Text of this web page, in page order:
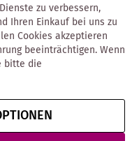
GmbH
Vertrag widerrufen
zu verbessern,
Ihren Einkauf bei uns zu
Cookies akzeptieren
beeinträchtigen. Wenn
bitte die